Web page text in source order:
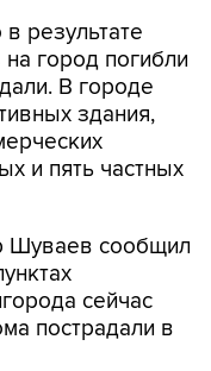
в результате
город погибли
В городе
здания,
и пять частных
Шуваев сообщил
сейчас
пострадали в